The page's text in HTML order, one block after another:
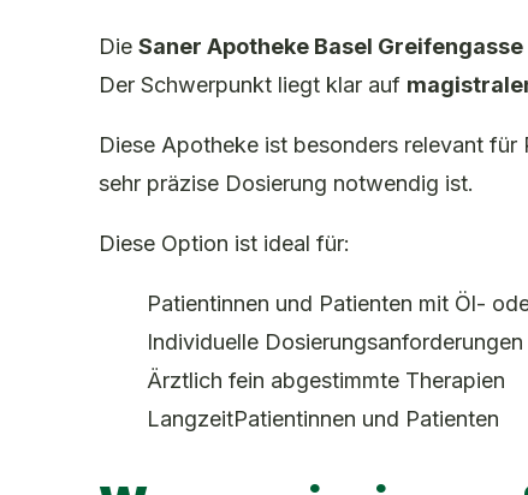
Die Saner Apotheke Basel Greifengasse
Der Schwerpunkt liegt klar auf
Diese Apotheke ist besonders relevant für
sehr präzise Dosierung notwendig ist.
Diese Option ist ideal für:
Patientinnen und Patienten mit Öl-
Individuelle Dosierungsanforderungen
Ärztlich fein abgestimmte Therapien
LangzeitPatientinnen und Patienten